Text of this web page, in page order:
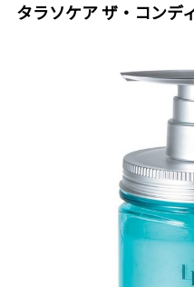
タラソケア ザ・コンデ